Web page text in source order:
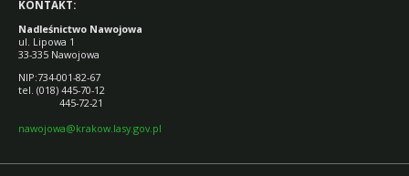
KONTAKT:
Nadleśnictwo Nawojowa
ul. Lipowa 1
33-335 Nawojowa
NIP:734-001-82-67
tel. (018) 445-70-12
445-72-21
nawojowa@krakow.lasy.gov.pl